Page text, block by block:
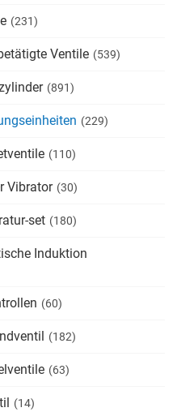
(231)
Ventile (539)
(891)
(229)
(110)
Vibrator (30)
set (180)
Induktion
(60)
(182)
(63)
(14)